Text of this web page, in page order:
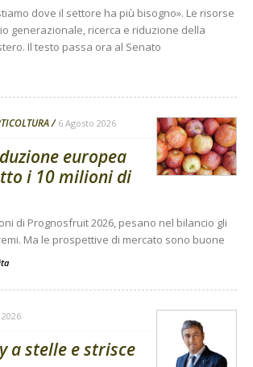
dove il settore ha più bisogno». Le risorse
generazionale, ricerca e riduzione della
Il testo passa ora al Senato
6 Agosto 2026
europea
i 10 milioni di
di Prognosfruit 2026, pesano nel bilancio gli
Ma le prospettive di mercato sono buone
a stelle e strisce